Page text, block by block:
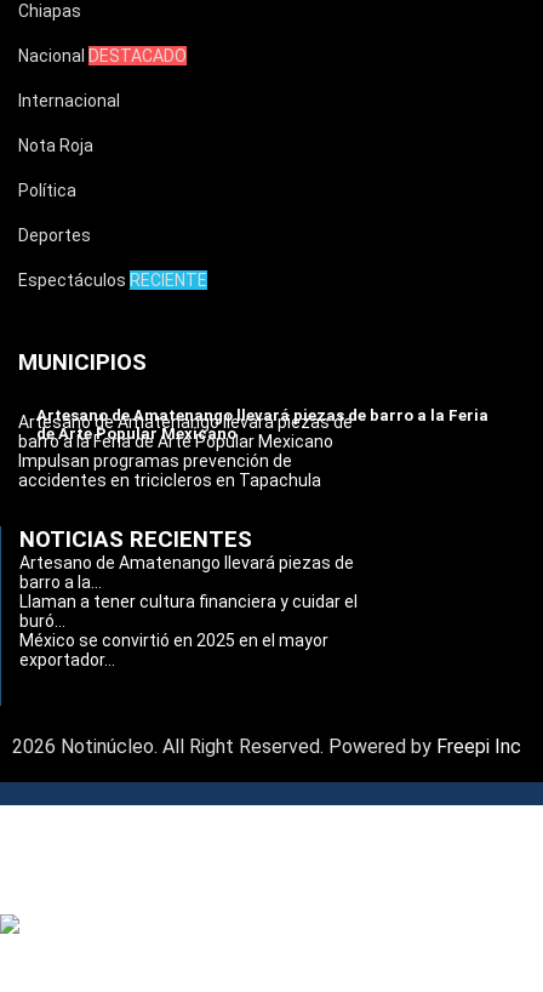
Chiapas
Nacional DESTACADO
Internacional
Nota Roja
Política
Deportes
Espectáculos RECIENTE
MUNICIPIOS
Artesano de Amatenango llevará piezas de barro a la Feria
de Arte Popular Mexicano
Artesano de Amatenango llevará piezas de
barro a la Feria de Arte Popular Mexicano
Impulsan programas prevención de
accidentes en tricicleros en Tapachula
NOTICIAS RECIENTES
Artesano de Amatenango llevará piezas de
barro a la...
Llaman a tener cultura financiera y cuidar el
buró...
México se convirtió en 2025 en el mayor
exportador...
2026 Notinúcleo. All Right Reserved. Powered by Freepi Inc